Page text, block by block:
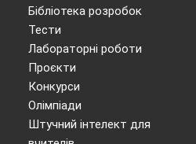
Бібліотека розробок
Тести
Лабораторні роботи
Проєкти
Конкурси
Олімпіади
Штучний інтелект для